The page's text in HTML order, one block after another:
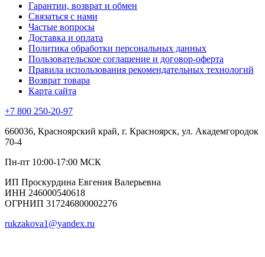
Гарантии, возврат и обмен
Связаться с нами
Частые вопросы
Доставка и оплата
Политика обработки персональных данных
Пользовательское соглашение и договор-оферта
Правила использования рекомендательных технологий
Возврат товара
Карта сайта
+7 800 250-20-97
660036, Красноярский край, г. Красноярск, ул. Академгородок
70-4
Пн-пт 10:00-17:00 МСК
ИП Проскурдина Евгения Валерьевна
ИНН 246000540618
ОГРНИП 317246800002276
rukzakova1@yandex.ru